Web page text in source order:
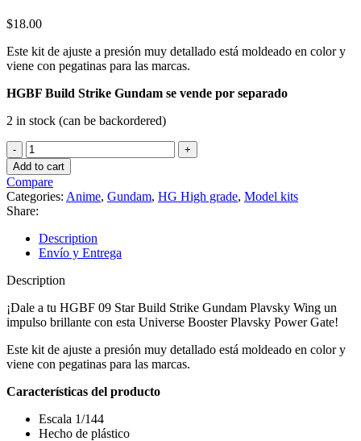
$18.00
Este kit de ajuste a presión muy detallado está moldeado en color y
viene con pegatinas para las marcas.
HGBF Build Strike Gundam se vende por separado
2 in stock (can be backordered)
HGBC
08
Universe
Booster
Plavsky
Power
Gate
quantity
Add to cart
Compare
Categories: Anime, Gundam, HG High grade, Model kits
Share:
Description
Envío y Entrega
Description
¡Dale a tu HGBF 09 Star Build Strike Gundam Plavsky Wing un
impulso brillante con esta Universe Booster Plavsky Power Gate!
Este kit de ajuste a presión muy detallado está moldeado en color y
viene con pegatinas para las marcas.
Características del producto
Escala 1/144
Hecho de plástico